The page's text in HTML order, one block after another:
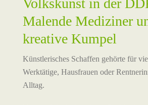
Volkskunst in der
Malende Mediziner
kreative Kumpel
Künstlerisches Schaffen gehörte für
Werktätige, Hausfrauen oder
Alltag.